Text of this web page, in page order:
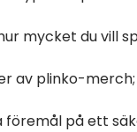
mycket du vill
av plinko-
föremål på ett